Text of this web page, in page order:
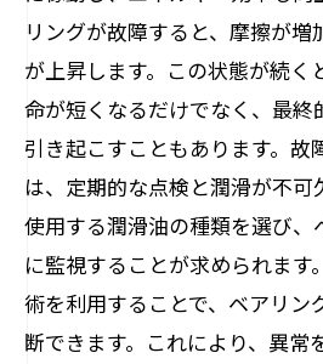
安全で効率的な運用を実
イド
リングが故障すると、摩擦が
が上昇します。この状態が続く
命が短くなるだけでなく、最終
引き起こすこともあります。故
は、定期的な点検と潤滑が不可
使用する潤滑油の種類を選び、
に監視することが求められます
術を利用することで、ベアリン
断できます。これにより、異常